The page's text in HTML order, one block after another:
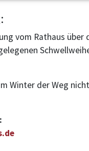
vom Rathaus
Winter der Weg